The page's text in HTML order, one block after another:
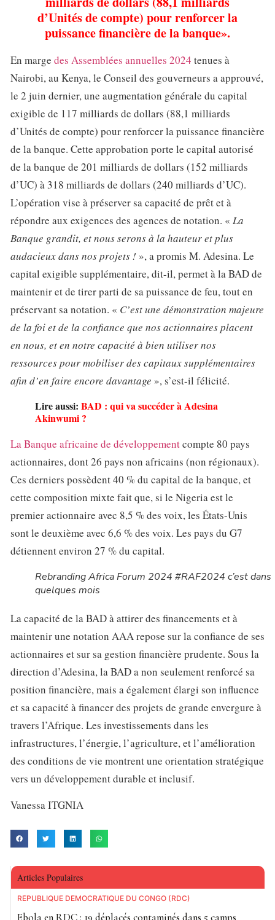
d’Unités de compte) pour renforcer la
puissance financière de la banque».
En marge des Assemblées annuelles 2024 tenues à
Nairobi, au Kenya, le Conseil des gouverneurs a approuvé,
le 2 juin dernier, une augmentation générale du capital
exigible de 117 milliards de dollars (88,1 milliards
d’Unités de compte) pour renforcer la puissance financière
de la banque. Cette approbation porte le capital autorisé
de la banque de 201 milliards de dollars (152 milliards
d’UC) à 318 milliards de dollars (240 milliards d’UC).
L’opération vise à préserver sa capacité de prêt et à
répondre aux exigences des agences de notation. « La
Banque grandit, et nous serons à la hauteur et plus
audacieux dans nos projets ! », a promis M. Adesina. Le
capital exigible supplémentaire, dit-il, permet à la BAD de
maintenir et de tirer parti de sa puissance de feu, tout en
préservant sa notation. « C’est une démonstration majeure
de la foi et de la confiance que nos actionnaires placent
en nous, et en notre capacité à bien utiliser nos
ressources pour mobiliser des capitaux supplémentaires
afin d’en faire encore davantage », s’est-il félicité.
Lire aussi: BAD : qui va succéder à Adesina
Akinwumi ?
La Banque africaine de développementcompte 80 pays
actionnaires, dont 26 pays non africains (non régionaux).
Ces derniers possèdent 40 % du capital de la banque, et
cette composition mixte fait que, si le Nigeria est le
premier actionnaire avec 8,5 % des voix, les États-Unis
sont le deuxième avec 6,6 % des voix. Les pays du G7
détiennent environ 27 % du capital.
Rebranding Africa Forum 2024 #RAF2024 c’est dans
quelques mois
La capacité de la BAD à attirer des financements et à
maintenir une notation AAA repose sur la confiance de ses
actionnaires et sur sa gestion financière prudente. Sous la
direction d’Adesina, la BAD a non seulement renforcé sa
position financière, mais a également élargi son influence
et sa capacité à financer des projets de grande envergure à
travers l’Afrique. Les investissements dans les
infrastructures, l’énergie, l’agriculture, et l’amélioration
des conditions de vie montrent une orientation stratégique
vers un développement durable et inclusif.
Vanessa ITGNIA
Articles Populaires
RÉPUBLIQUE DÉMOCRATIQUE DU CONGO (RDC)
Ebola en RDC : 19 déplacés contaminés dans 5 camps